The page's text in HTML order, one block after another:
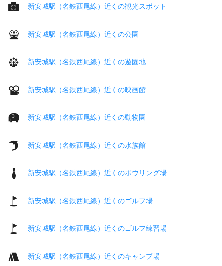
新安城駅（名鉄西尾線）近くの観光スポット
新安城駅（名鉄西尾線）近くの公園
新安城駅（名鉄西尾線）近くの遊園地
新安城駅（名鉄西尾線）近くの映画館
新安城駅（名鉄西尾線）近くの動物園
新安城駅（名鉄西尾線）近くの水族館
新安城駅（名鉄西尾線）近くのボウリング場
新安城駅（名鉄西尾線）近くのゴルフ場
新安城駅（名鉄西尾線）近くのゴルフ練習場
新安城駅（名鉄西尾線）近くのキャンプ場